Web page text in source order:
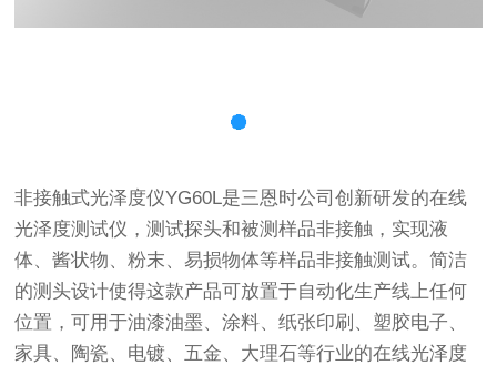
非接触式光泽度仪YG60L是三恩时公司创新研发的在线
光泽度测试仪，测试探头和被测样品非接触，实现液
体、酱状物、粉末、易损物体等样品非接触测试。简洁
的测头设计使得这款产品可放置于自动化生产线上任何
位置，可用于油漆油墨、涂料、纸张印刷、塑胶电子、
家具、陶瓷、电镀、五金、大理石等行业的在线光泽度